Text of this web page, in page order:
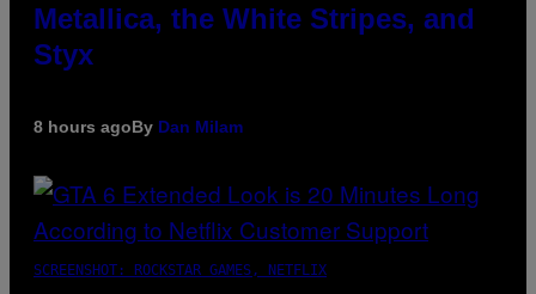
Metallica, the White Stripes, and
Styx
8 hours agoBy Dan Milam
SCREENSHOT: ROCKSTAR GAMES, NETFLIX